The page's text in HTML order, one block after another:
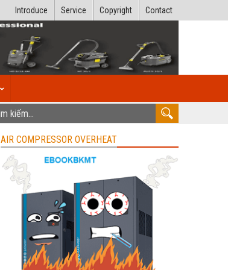
Contact
Copyright
Service
Introduce
AIR COMPRESSOR OVERHEAT